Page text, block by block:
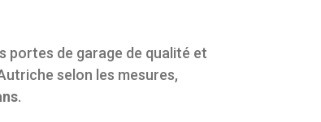
portes de garage de qualité et
selon les mesures,
.